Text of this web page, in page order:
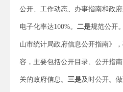
公开、工作动态、办事指南和政
电子化率达100%。 二是规范公开
山市统计局政府信息公开指南》
容，主要包括公开目录、公开指
关的政府信息。 三是及时公开。